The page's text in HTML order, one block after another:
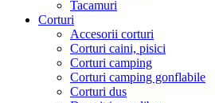
Tacamuri
Corturi
Accesorii corturi
Corturi caini, pisici
Corturi camping
Corturi camping gonflabile
Corturi dus